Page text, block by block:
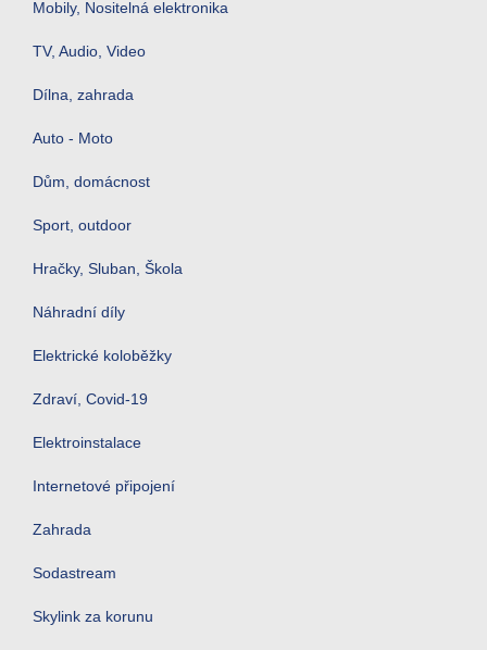
Mobily, Nositelná elektronika
TV, Audio, Video
Dílna, zahrada
Auto - Moto
Dům, domácnost
Sport, outdoor
Hračky, Sluban, Škola
Náhradní díly
Elektrické koloběžky
Zdraví, Covid-19
Elektroinstalace
Internetové připojení
Zahrada
Sodastream
Skylink za korunu